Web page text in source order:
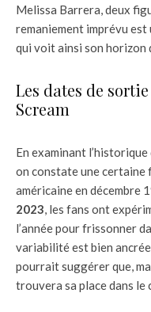
Melissa Barrera, deux
remaniement imprévu
qui voit ainsi son horizon
Les dates de
Scream
En examinant
on constate une
américaine en décembre
2023, les fans ont
l’année pour frissonner
variabilité est bien
pourrait suggérer que,
trouvera sa place dans